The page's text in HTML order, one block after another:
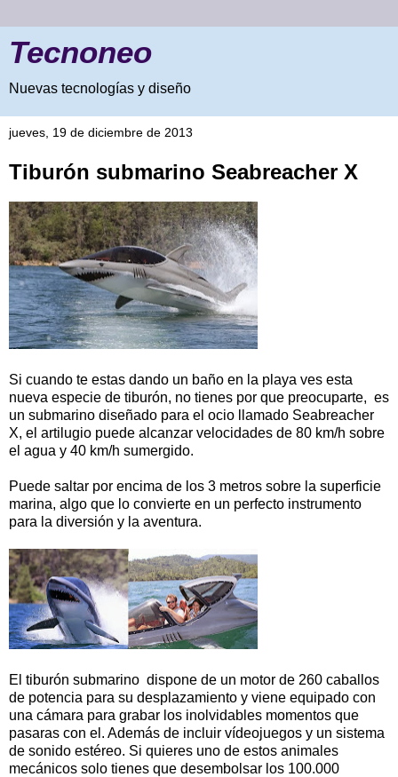
Tecnoneo
Nuevas tecnologías y diseño
jueves, 19 de diciembre de 2013
Tiburón submarino Seabreacher X
Si cuando te estas dando un baño en la playa ves esta
nueva especie de tiburón, no tienes por que preocuparte, es
un submarino diseñado para el ocio llamado Seabreacher
X, el artilugio puede alcanzar velocidades de 80 km/h sobre
el agua y 40 km/h sumergido.
Puede saltar por encima de los 3 metros sobre la superficie
marina, algo que lo convierte en un perfecto instrumento
para la diversión y la aventura.
El tiburón submarino dispone de un motor de 260 caballos
de potencia para su desplazamiento y viene equipado con
una cámara para grabar los inolvidables momentos que
pasaras con el. Además de incluir vídeojuegos y un sistema
de sonido estéreo. Si quieres uno de estos animales
mecánicos solo tienes que desembolsar los 100.000